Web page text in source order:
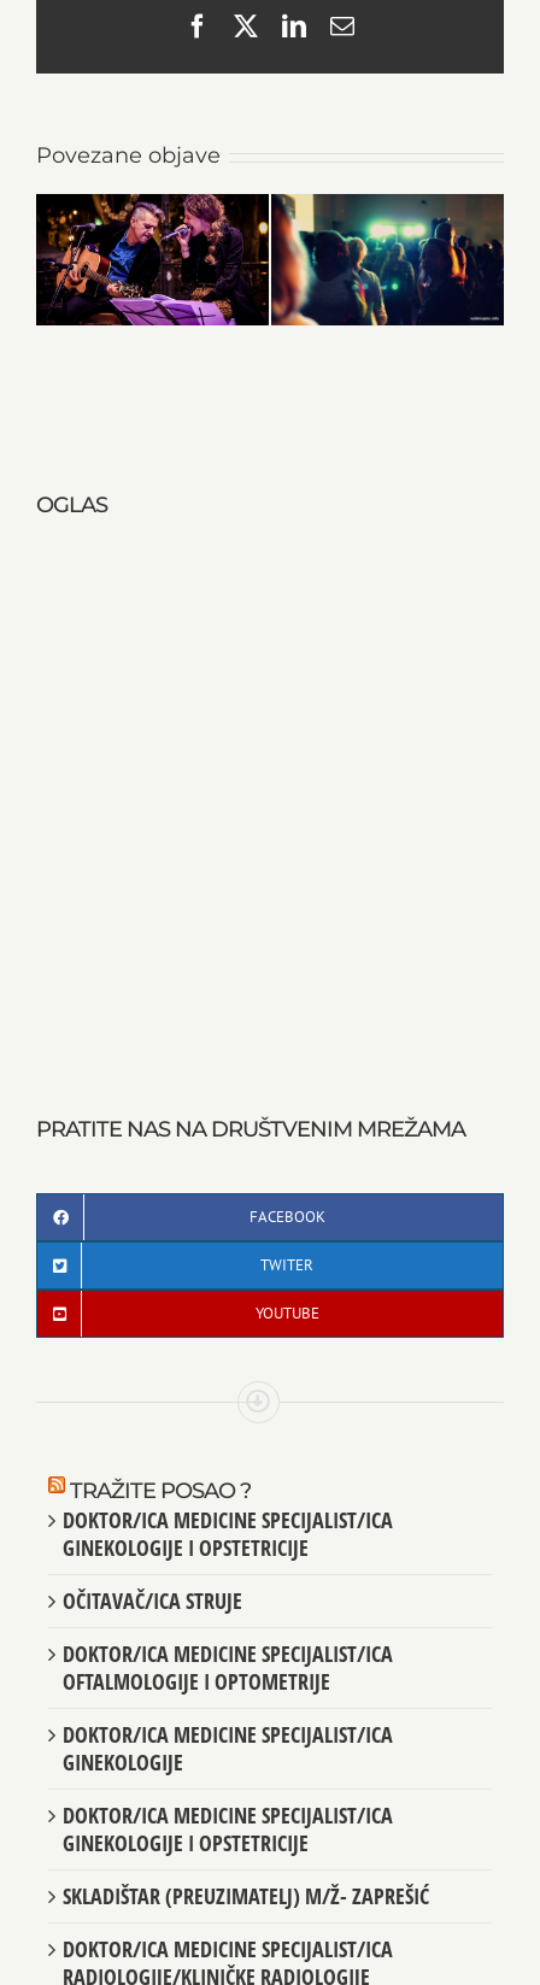
FacebookLinkedIn
Email
Povezane objave
OGLAS
PRATITE NAS NA DRUŠTVENIM MREŽAMA
TRAŽITE POSAO ?
DOKTOR/ICA MEDICINE SPECIJALIST/ICA
GINEKOLOGIJE I OPSTETRICIJE
OČITAVAČ/ICA STRUJE
DOKTOR/ICA MEDICINE SPECIJALIST/ICA
OFTALMOLOGIJE I OPTOMETRIJE
DOKTOR/ICA MEDICINE SPECIJALIST/ICA
GINEKOLOGIJE
DOKTOR/ICA MEDICINE SPECIJALIST/ICA
GINEKOLOGIJE I OPSTETRICIJE
SKLADIŠTAR (PREUZIMATELJ) M/Ž- ZAPREŠIĆ
DOKTOR/ICA MEDICINE SPECIJALIST/ICA